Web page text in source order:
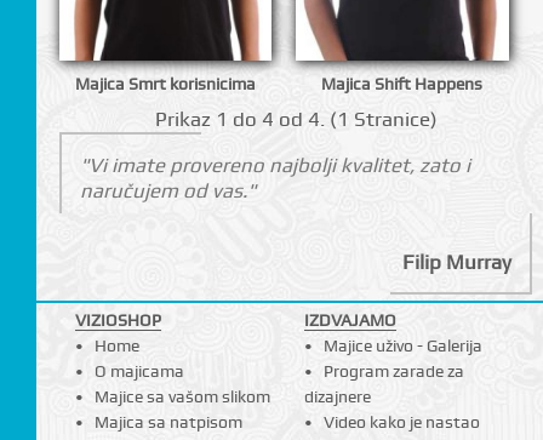
Majica Smrt korisnicima Majica Shift Happens
Prikаz 1 do 4 оd 4. (1 Strаnicе)
"Vi imate provereno najbolji kvalitet, zato i
naručujem od vas."
Filip Murray
VIZIOSHOP
Home
O majicama
Majice sa vašom slikom
Majica sa natpisom
IZDVAJAMO
Majice uživo - Galerija
Program zarade za
dizajnere
Video kako je nastao